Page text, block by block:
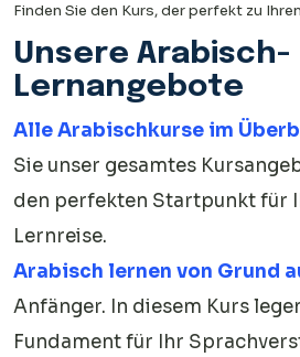
Finden Sie den Kurs, der perfekt zu
Unsere Arabisch-
Lernangebote
Alle Arabischkurse im
Sie unser gesamtes
den perfekten Startpunkt für
Lernreise.
Arabisch lernen von Grund
Anfänger. In diesem Kurs
Fundament für Ihr